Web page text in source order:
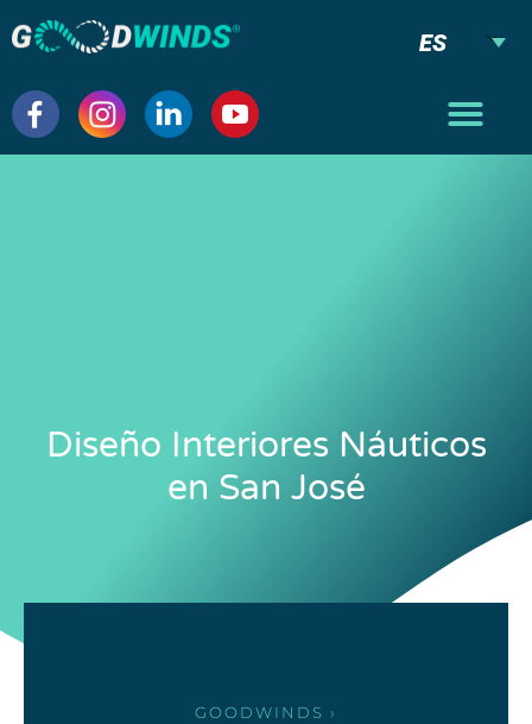
ES
Diseño Interiores Náuticos
en San José
GOODWINDS ›